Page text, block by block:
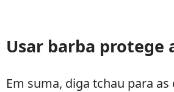
Usar barba protege
Em suma, diga tchau para as